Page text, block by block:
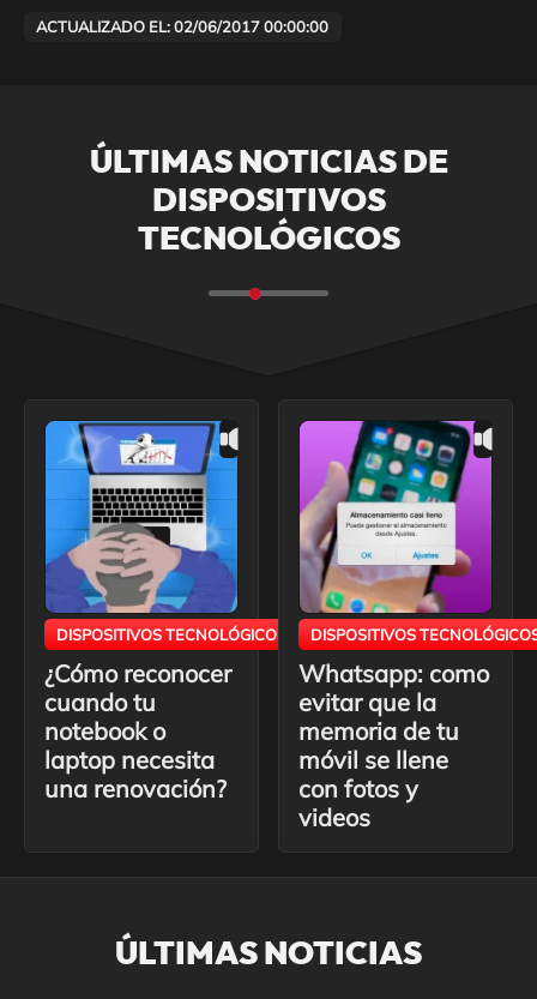
ACTUALIZADO EL: 02/06/2017 00:00:00
ÚLTIMAS NOTICIAS DE
DISPOSITIVOS
TECNOLÓGICOS
DISPOSITIVOS TECNOLÓGICOS
¿Cómo reconocer
cuando tu
notebook o
laptop necesita
una renovación?
DISPOSITIVOS
Whatsapp: como
evitar que la
memoria de tu
móvil se llene
con fotos y
videos
ÚLTIMAS NOTICIAS